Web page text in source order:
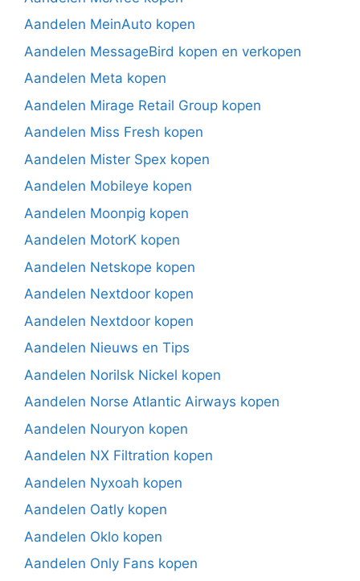
Aandelen MeinAuto kopen
Aandelen MessageBird kopen en verkopen
Aandelen Meta kopen
Aandelen Mirage Retail Group kopen
Aandelen Miss Fresh kopen
Aandelen Mister Spex kopen
Aandelen Mobileye kopen
Aandelen Moonpig kopen
Aandelen MotorK kopen
Aandelen Netskope kopen
Aandelen Nextdoor kopen
Aandelen Nextdoor kopen
Aandelen Nieuws en Tips
Aandelen Norilsk Nickel kopen
Aandelen Norse Atlantic Airways kopen
Aandelen Nouryon kopen
Aandelen NX Filtration kopen
Aandelen Nyxoah kopen
Aandelen Oatly kopen
Aandelen Oklo kopen
Aandelen Only Fans kopen